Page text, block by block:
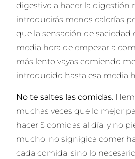
digestivo a hacer la digestión
introducirás menos calorías
que la sensación de saciedad
media hora de empezar a
más lento vayas comiendo
introducido hasta esa media
No te saltes las comidas.
muchas veces que lo mejor
hacer 5 comidas al día, y no
mucho, no signigica comer
cada comida, sino lo